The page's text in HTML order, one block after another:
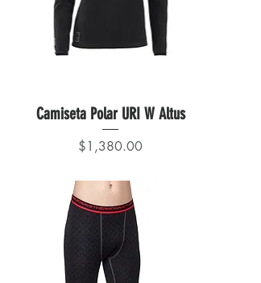
Camiseta Polar URI W Altus
Precio
$1,380.00